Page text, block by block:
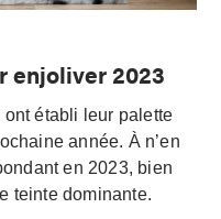
enjoliver 2023
ont établi leur palette
année. À n’en
en 2023, bien
teinte dominante.